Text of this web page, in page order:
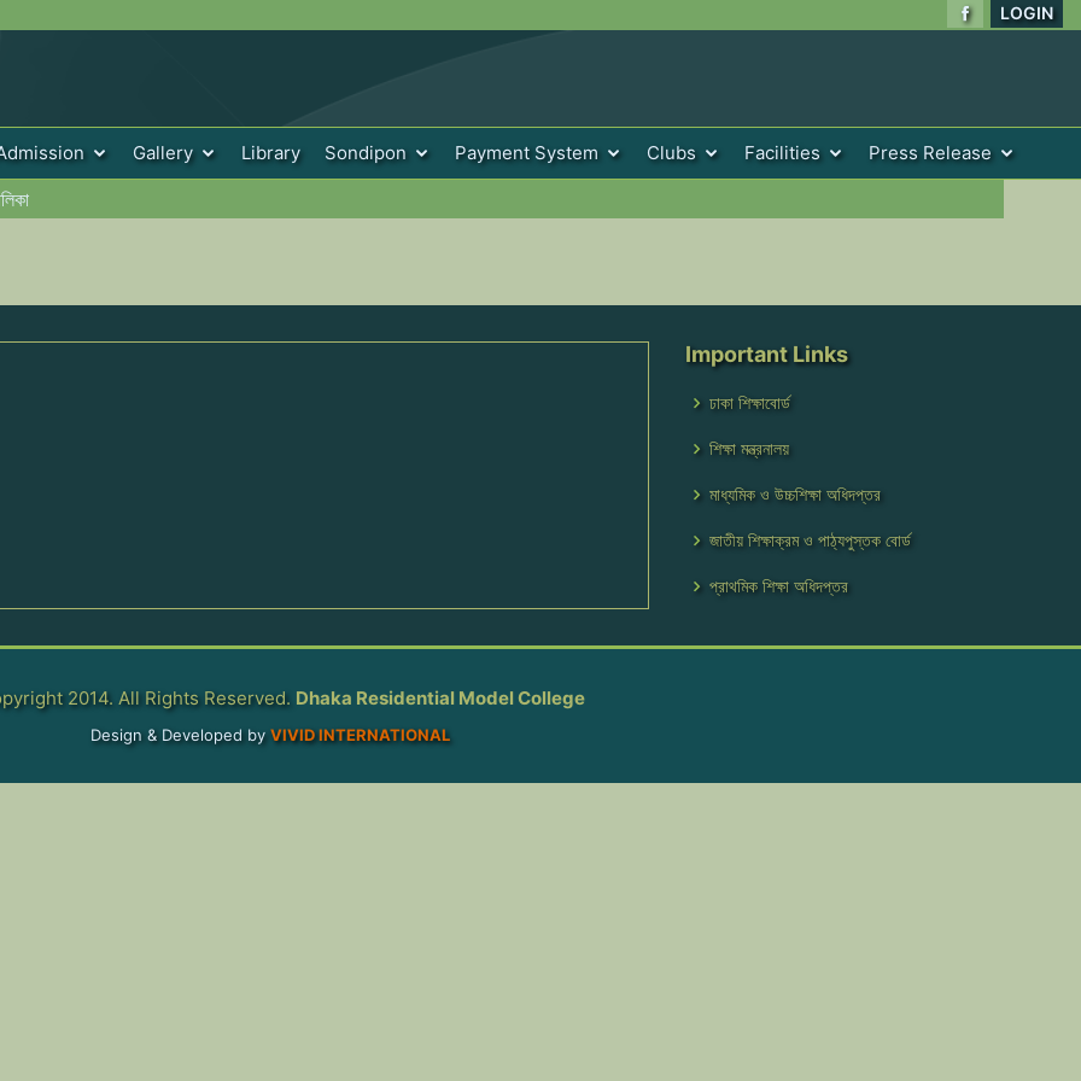
LOGIN
Gallery Library Sondipon Payment System Clubs Facilities Press Release
Important Links
ঢাকা শিক্ষাবোর্ড
শিক্ষা মন্ত্রনালয়
মাধ্যমিক ও উচ্চশিক্ষা অধিদপ্তর
জাতীয় শিক্ষাক্রম ও পাঠ্যপুস্তক বোর্ড
প্রাথমিক শিক্ষা অধিদপ্তর
2014. All Rights Reserved. Dhaka Residential Model College
Design & Developed by VIVID INTERNATIONAL